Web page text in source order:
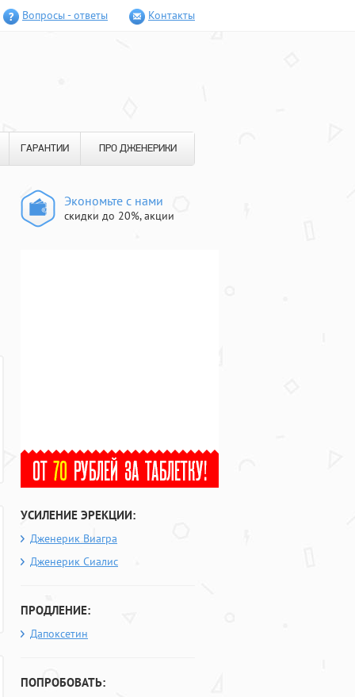
Вопросы - ответы Контакты
ГАРАНТИИ ПРО ДЖЕНЕРИКИ
Экономьте с нами
скидки до 20%, акции
УСИЛЕНИЕ ЭРЕКЦИИ:
Дженерик Виагра
Дженерик Сиалис
ПРОДЛЕНИЕ:
Дапоксетин
ПОПРОБОВАТЬ: